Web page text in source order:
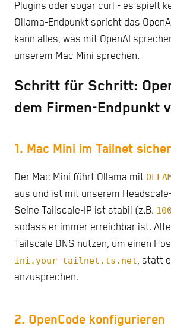
Plugins oder sogar curl - es spielt
Ollama-Endpunkt spricht das
kann alles, was mit OpenAI
unserem Mac Mini sprechen.
Schritt für Schritt:
dem Firmen-Endpunkt
1. Mac Mini im Tailnet
Der Mac Mini führt Ollama mit
aus und ist mit unserem
Seine Tailscale-IP ist stabil (z.B.
sodass er immer erreichbar ist.
Tailscale DNS nutzen, um einen
ini.your-tailnet.ts.net, statt
anzusprechen.
2. OpenCode konfigurieren